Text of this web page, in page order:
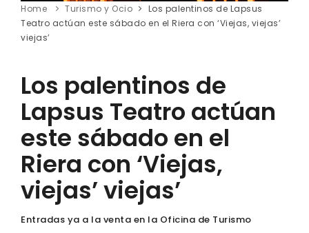
Home Turismo y Ocio
Los palentinos de Lapsus
Teatro actúan este sábado en el Riera con ‘Viejas, viejas’
viejas’
Los palentinos de
Lapsus Teatro actúan
este sábado en el
Riera con ‘Viejas,
viejas’ viejas’
Entradas ya a la venta en la Oficina de Turismo